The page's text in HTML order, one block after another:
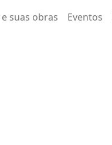
suas obras Eventos